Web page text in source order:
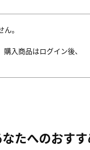
。
入商品はログイン後、
なたへのおす